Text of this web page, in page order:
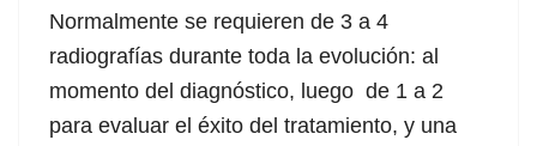
Normalmente se requieren de 3 a 4
radiografías durante toda la evolución: al
momento del diagnóstico, luego de 1 a 2
para evaluar el éxito del tratamiento, y una